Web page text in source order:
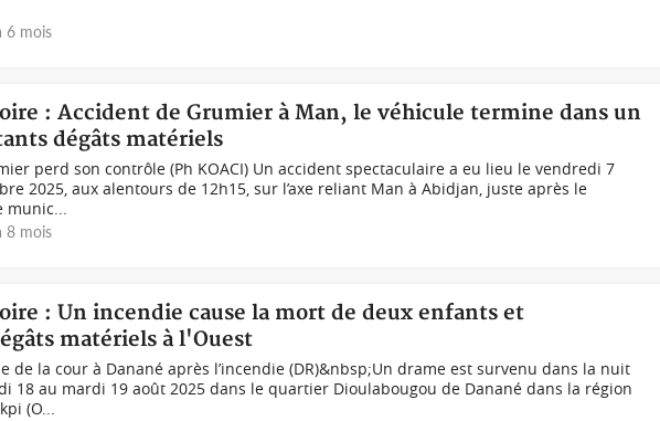
6 mois
: Accident de Grumier à Man, le véhicule termine dans un
dégâts matériels
perd son contrôle (Ph KOACI) Un accident spectaculaire a eu lieu le vendredi 7
2025, aux alentours de 12h15, sur l’axe reliant Man à Abidjan, juste après le
munic...
8 mois
: Un incendie cause la mort de deux enfants et
matériels à l'Ouest
de la cour à Danané après l’incendie (DR)&nbsp;Un drame est survenu dans la nuit
18 au mardi 19 août 2025 dans le quartier Dioulabougou de Danané dans la région
(O...